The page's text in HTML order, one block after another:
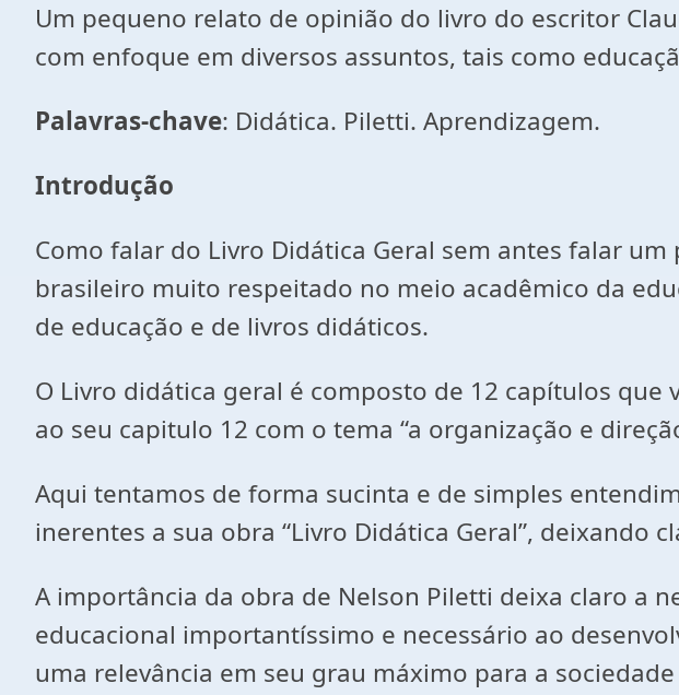
Um pequeno relato de opinião do livro do escritor
com enfoque em diversos assuntos, tais como
Palavras-chave: Didática. Piletti. Aprendizagem.
Introdução
Como falar do Livro Didática Geral sem antes falar
brasileiro muito respeitado no meio acadêmico da
de educação e de livros didáticos.
O Livro didática geral é composto de 12 capítulos
ao seu capitulo 12 com o tema “a organização e
Aqui tentamos de forma sucinta e de simples
inerentes a sua obra “Livro Didática Geral”, deixando
A importância da obra de Nelson Piletti deixa claro a
educacional importantíssimo e necessário ao
uma relevância em seu grau máximo para a